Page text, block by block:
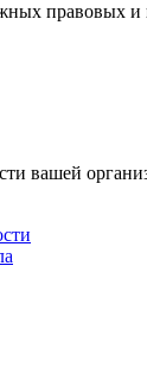
правовых и
вашей